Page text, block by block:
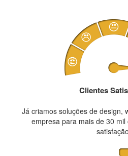
Clientes
Já criamos soluções de design,
empresa para mais de 30